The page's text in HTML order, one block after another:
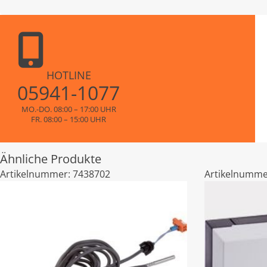
HOTLINE
05941-1077
MO.-DO. 08:00 – 17:00 UHR
FR. 08:00 – 15:00 UHR
Ähnliche Produkte
Artikelnummer: 7438702